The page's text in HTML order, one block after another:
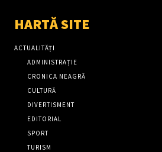
HARTĂ SITE
ACTUALITĂȚI
ADMINISTRAȚIE
CRONICA NEAGRĂ
CULTURĂ
DIVERTISMENT
EDITORIAL
SPORT
TURISM